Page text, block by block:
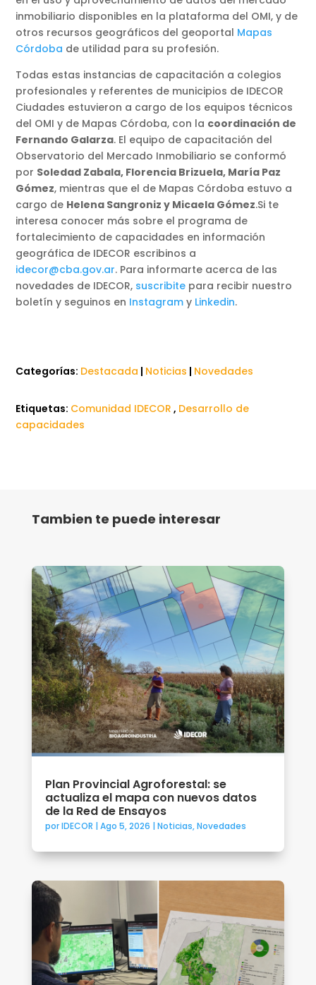
inmobiliario disponibles en la plataforma del OMI, y de
otros recursos geográficos del geoportal Mapas
Córdoba de utilidad para su profesión.
Todas estas instancias de capacitación a colegios
profesionales y referentes de municipios de IDECOR
Ciudades estuvieron a cargo de los equipos técnicos
del OMI y de Mapas Córdoba, con la coordinación de
Fernando Galarza. El equipo de capacitación del
Observatorio del Mercado Inmobiliario se conformó
por Soledad Zabala, Florencia Brizuela, María Paz
Gómez, mientras que el de Mapas Córdoba estuvo a
cargo de Helena Sangroniz y Micaela Gómez.Si te
interesa conocer más sobre el programa de
fortalecimiento de capacidades en información
geográfica de IDECOR escribinos a
idecor@cba.gov.ar. Para informarte acerca de las
novedades de IDECOR, suscribite para recibir nuestro
boletín y seguinos en Instagram y Linkedin.
Categorías: Destacada | Noticias | Novedades
Etiquetas: Comunidad IDECOR , Desarrollo de
capacidades
Tambien te puede interesar
Plan Provincial Agroforestal: se
actualiza el mapa con nuevos datos
de la Red de Ensayos
porIDECOR | Ago 5, 2026 | Noticias,Novedades